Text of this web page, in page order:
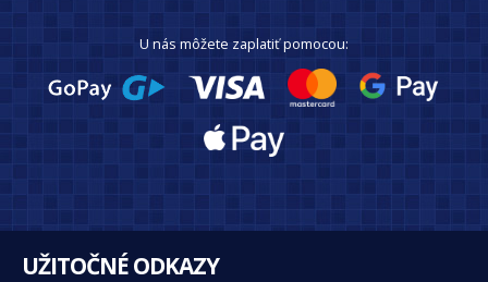
U nás môžete zaplatiť pomocou:
UŽITOČNÉ ODKAZY